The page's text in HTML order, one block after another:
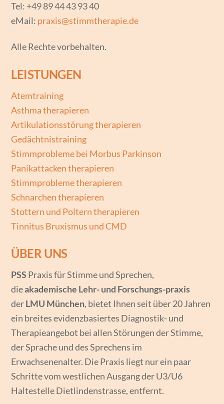
Tel: +49 89 44 43 93 40
eMail: praxis@stimmtherapie.de
Alle Rechte vorbehalten.
LEISTUNGEN
Atemtraining
Asthma therapieren
Artikulationsstörung therapieren
Gedächtnistraining
Stimmprobleme bei Morbus Parkinson
Panikattacken therapieren
Stimmprobleme therapieren
Schnarchen therapieren
Stottern und Poltern therapieren
Tinnitus Bruxismus und CMD
ÜBER UNS
PSS Praxis für Stimme und Sprechen,
dieakademische Lehr- und Forschungs-praxis
derLMU München, bietet Ihnen seit über 20 Jahren
ein breites evidenzbasiertes Diagnostik- und
Therapieangebot bei allen Störungen der Stimme,
der Sprache und des Sprechens im
Erwachsenenalter. Die Praxis liegt nur ein paar
Schritte vom westlichen Ausgang der U3/U6
Haltestelle Dietlindenstrasse, entfernt.